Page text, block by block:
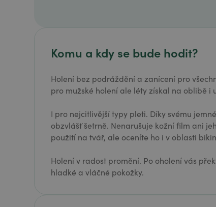
Komu a kdy se bude hodit?
Holení bez podráždění a zanícení pro
pro mužské holení ale léty získal na oblibě i
I pro nejcitlivější typy pleti. Díky svému
obzvlášť šetrně. Nenarušuje kožní film ani
použití na tvář, ale oceníte ho i v oblasti
Holení v radost promění. Po oholení vás
hladké a vláčné pokožky.